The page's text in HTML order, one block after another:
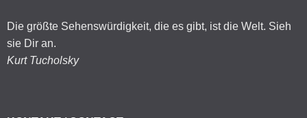
Die größte Sehenswürdigkeit, die es gibt, ist die Welt. Sieh
sie Dir an.
Kurt Tucholsky